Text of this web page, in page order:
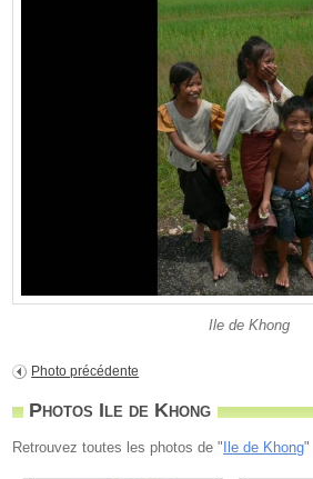
Ile de Khong
Photo précédente
Photos Ile de Khong
Retrouvez toutes les photos de " Ile de Khong"